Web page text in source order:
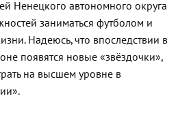
Ненецкого автономного округа
заниматься футболом и
Надеюсь, что впоследствии в
появятся новые «звёздочки»,
на высшем уровне в